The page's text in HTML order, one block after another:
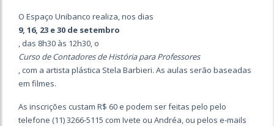
O Espaço Unibanco realiza, nos dias
9, 16, 23 e 30 de setembro
, das 8h30 às 12h30, o
Curso de Contadores de História para Professores
, com a artista plástica Stela Barbieri. As aulas serão baseadas
em filmes.
As inscrições custam R$ 60 e podem ser feitas pelo pelo
telefone (11) 3266-5115 com Ivete ou Andréa, ou pelos e-mails